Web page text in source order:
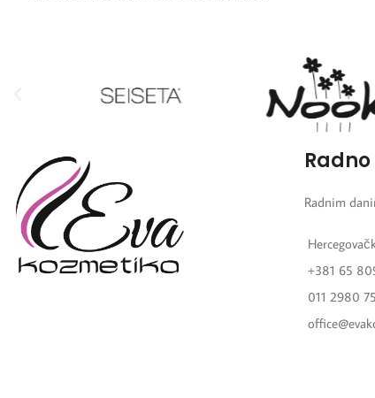
Radnim
+381 65
011 2980